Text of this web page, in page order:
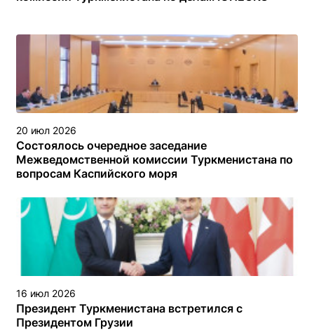
20 июл 2026
Состоялось очередное заседание
Межведомственной комиссии Туркменистана по
вопросам Каспийского моря
16 июл 2026
Президент Туркменистана встретился с
Президентом Грузии